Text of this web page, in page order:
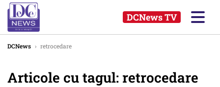
DCNews TV
DCNews › retrocedare
Articole cu tagul: retrocedare